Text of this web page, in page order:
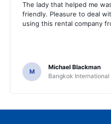
The lady that helped me
friendly. Pleasure to deal
using this rental company
M
Michael Blackman
Bangkok International